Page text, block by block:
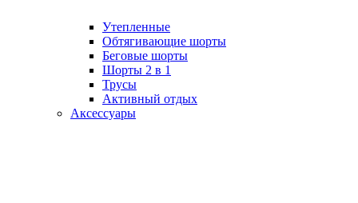
Утепленные
Обтягивающие шорты
Беговые шорты
Шорты 2 в 1
Трусы
Активный отдых
Аксессуары